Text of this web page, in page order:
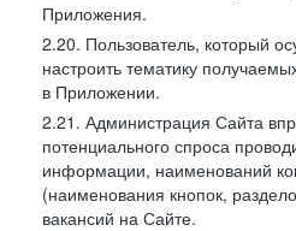
Приложения.
2.20. Пользователь, который
настроить тематику
в Приложении.
2.21. Администрация Сайта
потенциального спроса
информации, наименований
(наименования кнопок,
вакансий на Сайте.